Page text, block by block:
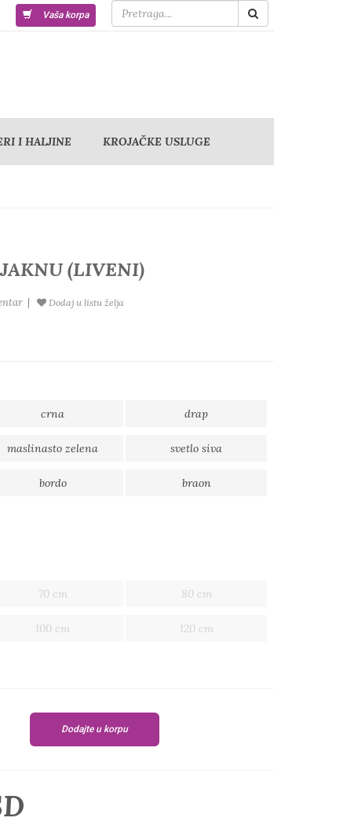
Vaša korpa
I HALJINE KROJAČKE USLUGE
(LIVENI)
| Dodaj u listu želja
crna drap
maslinasto zelena svetlo siva
bordo braon
70 cm 80 cm
100 cm 120 cm
Dodajte u korpu